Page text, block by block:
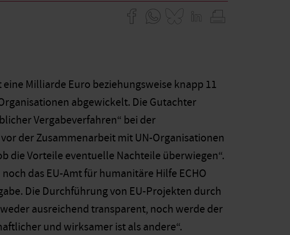
Milliarde Euro beziehungsweise knapp 11
abgewickelt. Die Gutachter
Vergabeverfahren“ bei der
der Zusammenarbeit mit UN-Organisationen
die Vorteile eventuelle Nachteile überwiegen“.
das EU-Amt für humanitäre Hilfe ECHO
Die Durchführung von EU-Projekten durch
ausreichend transparent, noch werde der
und wirksamer ist als andere“.